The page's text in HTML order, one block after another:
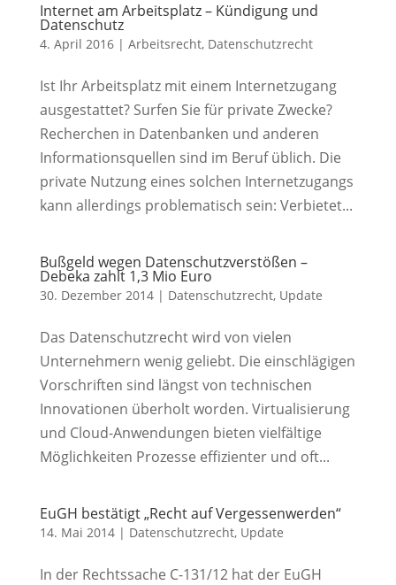
Internet am Arbeitsplatz – Kündigung und
Datenschutz
4. April 2016| Arbeitsrecht, Datenschutzrecht
Ist Ihr Arbeitsplatz mit einem Internetzugang
ausgestattet? Surfen Sie für private Zwecke?
Recherchen in Datenbanken und anderen
Informationsquellen sind im Beruf üblich. Die
private Nutzung eines solchen Internetzugangs
kann allerdings problematisch sein: Verbietet...
Bußgeld wegen Datenschutzverstößen –
Debeka zahlt 1,3 Mio Euro
30. Dezember 2014| Datenschutzrecht, Update
Das Datenschutzrecht wird von vielen
Unternehmern wenig geliebt. Die einschlägigen
Vorschriften sind längst von technischen
Innovationen überholt worden. Virtualisierung
und Cloud-Anwendungen bieten vielfältige
Möglichkeiten Prozesse effizienter und oft...
EuGH bestätigt „Recht auf Vergessenwerden“
14. Mai 2014| Datenschutzrecht, Update
In der Rechtssache C-131/12 hat der EuGH